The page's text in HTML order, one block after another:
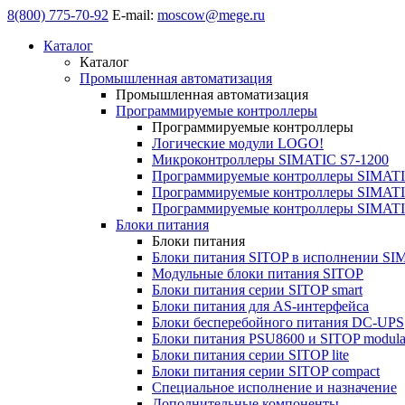
8(800) 775-70-92 E-mail: moscow@mege.ru
Каталог
Каталог
Промышленная автоматизация
Промышленная автоматизация
Программируемые контроллеры
Программируемые контроллеры
Логические модули LOGO!
Микроконтроллеры SIMATIC S7-1200
Программируемые контроллеры
Программируемые контроллеры
Программируемые контроллеры
Блоки питания
Блоки питания
Блоки питания SITOP в исполнении
Модульные блоки питания SITOP
Блоки питания серии SITOP smart
Блоки питания для AS-интерфейса
Блоки бесперебойного питания DC-UPS
Блоки питания PSU8600 и SITOP
Блоки питания серии SITOP lite
Блоки питания серии SITOP compact
Специальное исполнение и назначение